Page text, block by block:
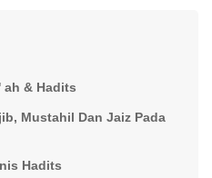
& Hadits
Mustahil Dan Jaiz Pada
Hadits